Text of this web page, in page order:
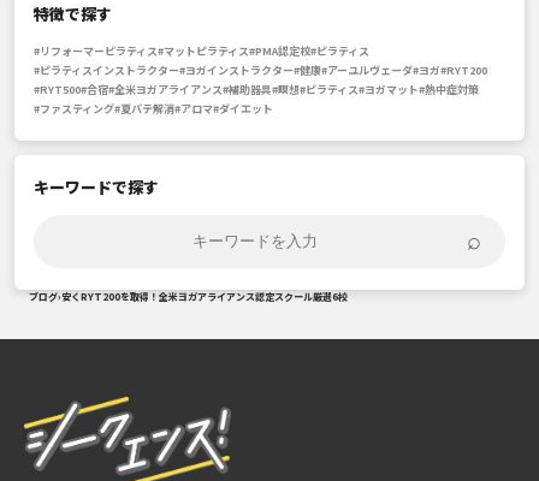
特徴で探す
#リフォーマーピラティス#マットピラティス#PMA認定校#ピラティス
#ピラティスインストラクター#ヨガインストラクター#健康#アーユルヴェーダ#ヨガ#RYT200
#RYT500#合宿#全米ヨガアライアンス#補助器具#瞑想#ピラティス#ヨガマット#熱中症対策
#ファスティング#夏バテ解消#アロマ#ダイエット
キーワードで探す
⌕
ブログ›安くRYT200を取得！全米ヨガアライアンス認定スクール厳選6校